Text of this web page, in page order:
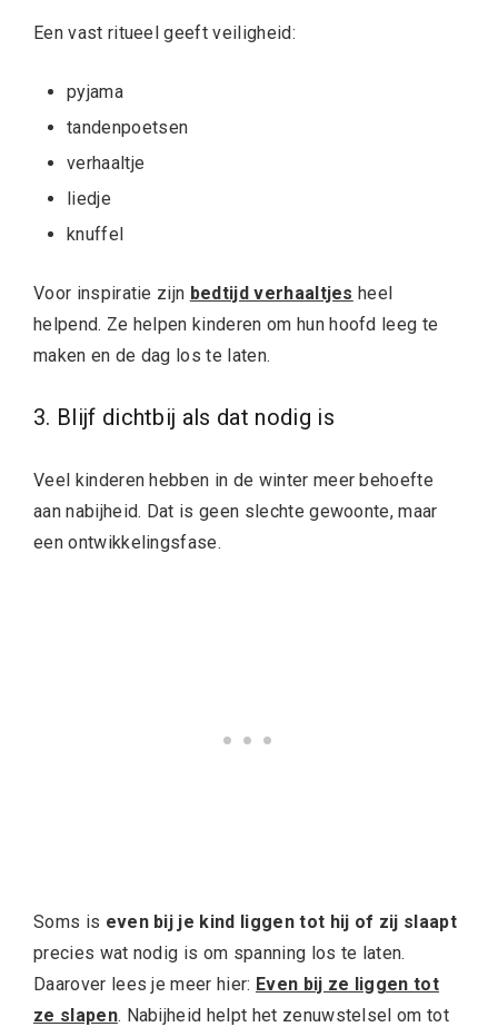
Een vast ritueel geeft veiligheid:
pyjama
tandenpoetsen
verhaaltje
liedje
knuffel
Voor inspiratie zijn bedtijd verhaaltjes heel
helpend. Ze helpen kinderen om hun hoofd leeg te
maken en de dag los te laten.
3. Blijf dichtbij als dat nodig is
Veel kinderen hebben in de winter meer behoefte
aan nabijheid. Dat is geen slechte gewoonte, maar
een ontwikkelingsfase.
Soms is even bij je kind liggen tot hij of zij slaapt
precies wat nodig is om spanning los te laten.
Daarover lees je meer hier: Even bij ze liggen tot
ze slapen. Nabijheid helpt het zenuwstelsel om tot